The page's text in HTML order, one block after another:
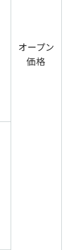
オープン
価格